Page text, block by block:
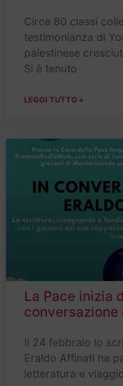
Circa 80 classi
testimonianza di
palestinese
Si è tenuto
LEGGI TUTTO »
La Pace inizia
Il 24 febbraio lo
Eraldo Affinati ha
letteratura e